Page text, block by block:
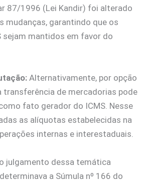
87/1996 (Lei Kandir) foi alterado
mudanças, garantindo que os
sejam mantidos em favor do
Alternativamente, por opção
transferência de mercadorias pode
fato gerador do ICMS. Nesse
as alíquotas estabelecidas na
internas e interestaduais.
julgamento dessa temática
a Súmula nº 166 do